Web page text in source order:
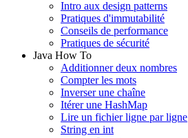
Intro aux design patterns
Pratiques d'immutabilité
Conseils de performance
Pratiques de sécurité
Java How To
Additionner deux nombres
Compter les mots
Inverser une chaîne
Itérer une HashMap
Lire un fichier ligne par ligne
String en int